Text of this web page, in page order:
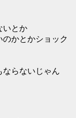
いとか
かとかショック
ならないじゃん